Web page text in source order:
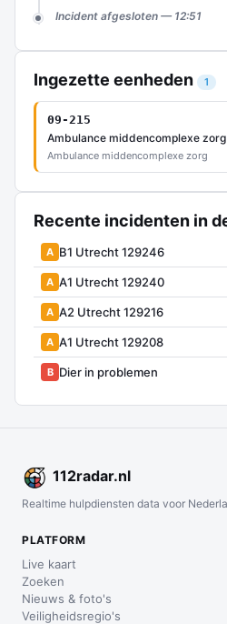
Incident afgesloten — 12:51
Ingezette eenheden 1
09-215
Ambulance middencomplexe
Ambulance middencomplexe zorg
Recente incidenten in
A B1 Utrecht 129246
A A1 Utrecht 129240
A A2 Utrecht 129216
A A1 Utrecht 129208
B Dier in problemen
112radar.nl
Realtime hulpdiensten data voor
PLATFORM
Live kaart
Zoeken
Nieuws & foto's
Veiligheidsregio's